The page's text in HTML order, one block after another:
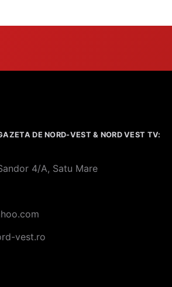
DE NORD-VEST & NORD VEST TV:
4/A, Satu Mare
vest.ro